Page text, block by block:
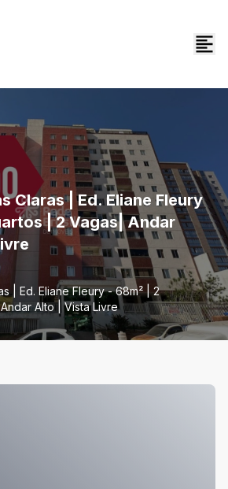
Claras | Ed. Eliane Fleury
| 2 Vagas| Andar
| Ed. Eliane Fleury - 68m² | 2
Alto | Vista Livre